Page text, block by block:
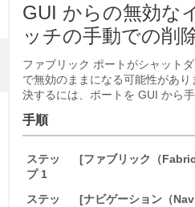
GUI からの無効な
ッチの手動での削
ファブリック ポートがシャット
で無効のままになる可能性があ
決するには、ポートを GUI から
手順
ステッ
プ 1
[ファブリック（
ステッ
[ナビゲーション（